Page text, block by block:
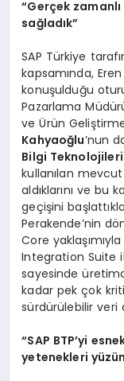
“Gerçek
sağladık”
SAP Türkiye
kapsamında,
konuşulduğu
Pazarlama
ve Ürün
Kahyaoğlu’nun
Bilgi
kullanılan
aldıklarını ve bu
geçişini
Perakende’nin
Core
Integration Suite
sayesinde
kadar pek çok
sürdürülebilir veri
“SAP BTP’yi
yetenekleri